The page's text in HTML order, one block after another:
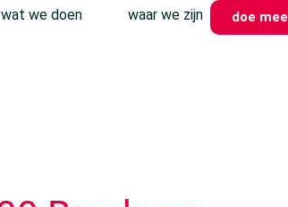
wat we doen waar we zijn doe mee